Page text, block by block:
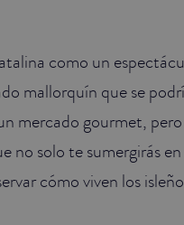
como un
mallorquín que se
mercado gourmet,
no solo te sumergirás
cómo viven los